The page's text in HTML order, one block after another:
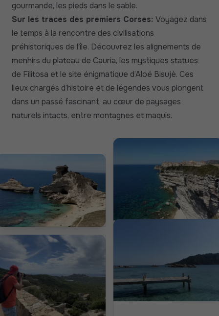
gourmande, les pieds dans le sable.
Sur les traces des premiers Corses: Voyagez dans
le temps à la rencontre des civilisations
préhistoriques de l’île. Découvrez les alignements de
menhirs du plateau de Cauria, les mystiques statues
de Filitosa et le site énigmatique d’Aloé Bisujè. Ces
lieux chargés d’histoire et de légendes vous plongent
dans un passé fascinant, au cœur de paysages
naturels intacts, entre montagnes et maquis.